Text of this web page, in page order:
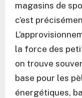
magasins de
c’est
la force des
on trouve
base pour les
énergétiques,